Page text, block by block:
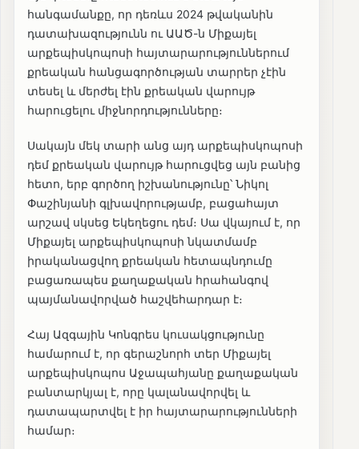
հանգամանքը, որ դեռևս 2024 թվականին
դատախազությունն ու ԱԱԾ-ն Միքայել
արքեպիսկոպոսի հայտարարություններում
քրեական հանցագործության տարրեր չէին
տեսել և մերժել էին քրեական վարույթ
հարուցելու միջնորդությունները։
Սակայն մեկ տարի անց այդ արքեպիսկոպոսի
դեմ քրեական վարույթ հարուցվեց այն բանից
հետո, երբ գործող իշխանությունը՝ Նիկոլ
Փաշինյանի գլխավորությամբ, բացահայտ
արշավ սկսեց Եկեղեցու դեմ։ Սա վկայում է, որ
Միքայել արքեպիսկոպոսի նկատմամբ
իրականացվող քրեական հետապնդումը
բացառապես քաղաքական հրահանգով
պայմանավորված հաշվեհարդար է։
Հայ Ազգային Կոնգրես կուսակցությունը
համարում է, որ գերաշնորհ տեր Միքայել
արքեպիսկոպոս Աջապահյանը քաղաքական
բանտարկյալ է, որը կալանավորվել և
դատապարտվել է իր հայտարարությունների
համար։